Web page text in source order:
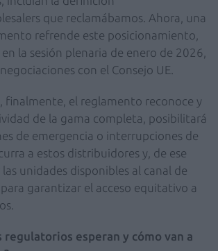
que reclamábamos. Ahora, una
refrende este posicionamiento,
la sesión plenaria de enero de 2026,
con el Consejo UE.
finalmente, el reglamento reconoce y
de la gama completa, posibilitará
de emergencia o interrupciones de
a estos distribuidores y, de ese
unidades disponibles al canal de
garantizar el acceso equitativo a
regulatorios esperan y cómo van a